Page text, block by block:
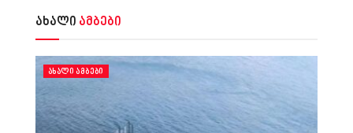
ახალი ამბები
ᲐᲮᲐᲚᲘ ᲐᲛᲑᲔᲑᲘ